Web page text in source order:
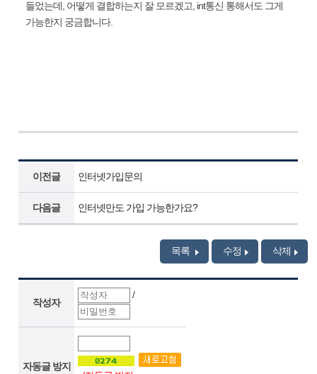
들었는데, 어떻게 결합하는지 잘 모르겠고, int통신 통해서도 그게
가능한지 궁금합니다.
이전글 인터넷가입문의
다음글 인터넷만도 가입 가능한가요?
목록 수정 삭제
작성자
/
자동글 방지